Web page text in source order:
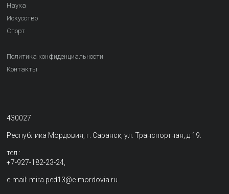
Наука
Искусство
Спорт
Политика конфиденциальности
Контакты
430027
Республика Мордовия, г. Саранск, ул. Транспортная, д.19.
тел.:
+7-927-182-23-24,
e-mail: mira.ped13@e-mordovia.ru